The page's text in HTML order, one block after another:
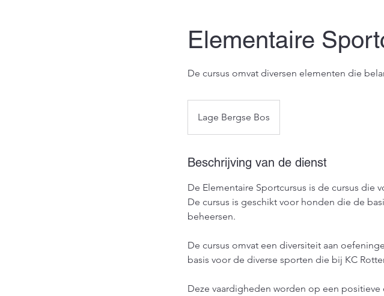
Elementaire
De cursus omvat diversen elementen die
Lage Bergse Bos
Beschrijving van de dienst
De Elementaire Sportcursus is de cursus die
De cursus is geschikt voor honden die de
beheersen.
De cursus omvat een diversiteit aan
basis voor de diverse sporten die bij KC
Deze vaardigheden worden op een